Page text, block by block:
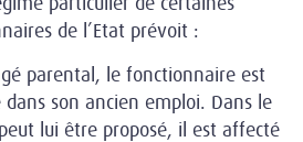
de l’Etat prévoit :
parental, le fonctionnaire est
son ancien emploi. Dans le
lui être proposé, il est affecté